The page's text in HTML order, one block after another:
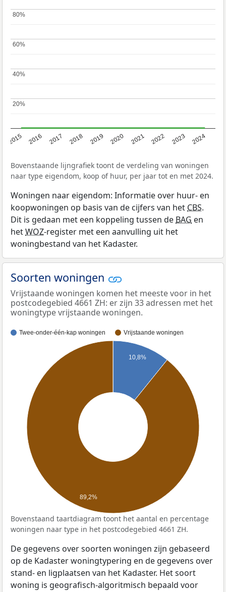
2015 2016 2017 2018 2019 2020 2021 2022 2023 2024
20%
20%
40%
40%
60%
60%
80%
80%
Bovenstaande lijngrafiek toont de verdeling van woningen
naar type eigendom, koop of huur, per jaar tot en met 2024.
Woningen naar eigendom: Informatie over huur- en
koopwoningen op basis van de cijfers van hetCBS.
Dit is gedaan met een koppeling tussen deBAG en
hetWOZ-register met een aanvulling uit het
woningbestand van het Kadaster.
Soorten woningen
Vrijstaande woningen komen het meeste voor in het
postcodegebied 4661 ZH: er zijn 33 adressen met het
woningtype vrijstaande woningen.
Twee-onder-één-kap woningen Vrijstaande woningen
10,8%
89,2%
Bovenstaand taartdiagram toont het aantal en percentage
woningen naar type in het postcodegebied 4661 ZH.
De gegevens over soorten woningen zijn gebaseerd
op de Kadaster woningtypering en de gegevens over
stand- en ligplaatsen van het Kadaster. Het soort
woning is geografisch-algoritmisch bepaald voor